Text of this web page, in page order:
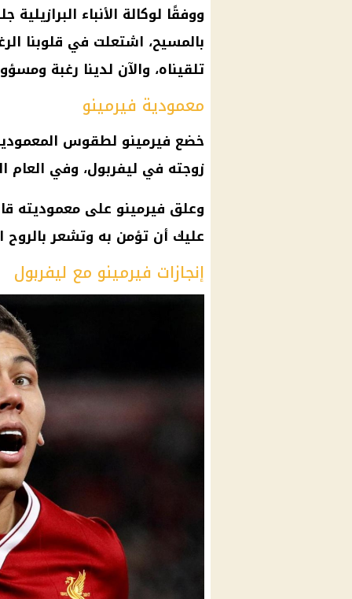
ووفقًا لوكالة الأنباء
بالمسيح، اشتعلت في قلوبنا
تلقيناه، والآن لدينا رغبة
معمودية فيرمينو
زوجته في ليفربول، وفي العام
وعلق فيرمينو على معموديته
عليك أن تؤمن به وتشعر
إنجازات فيرمينو مع ليفربول